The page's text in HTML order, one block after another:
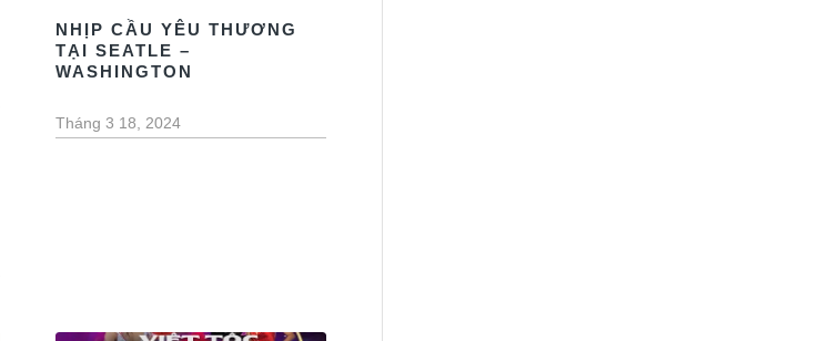
NHỊP CẦU YÊU THƯƠNG
TẠI SEATLE –
WASHINGTON
Tháng 3 18, 2024